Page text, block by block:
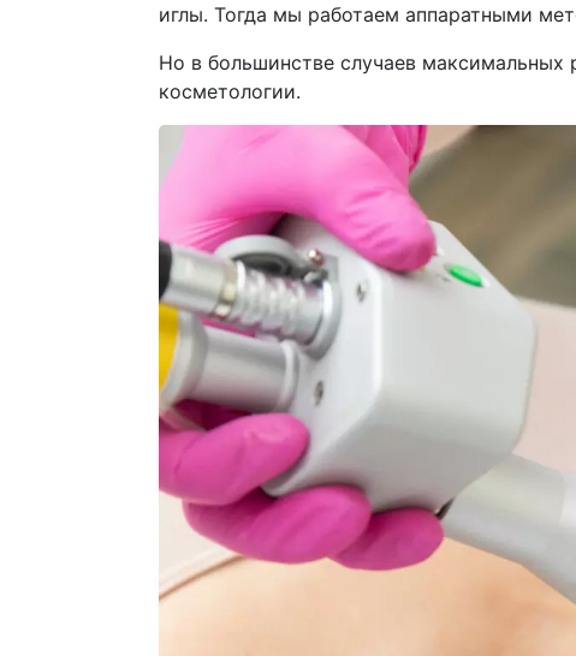
иглы. Тогда мы работаем аппаратными
Но в большинстве случаев максимальных
косметологии.